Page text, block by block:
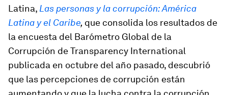
Latina, Las personas y la corrupción: América
Latina y el Caribe, que consolida los resultados de
la encuesta del Barómetro Global de la
Corrupción de Transparency International
publicada en octubre del año pasado, descubrió
que las percepciones de corrupción están